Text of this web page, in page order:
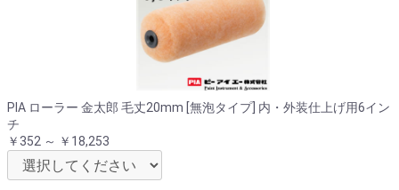
PIA ローラー 金太郎 毛丈20mm [無泡タイプ] 内・外装仕上げ用6イン
チ
￥352 ～ ￥18,253